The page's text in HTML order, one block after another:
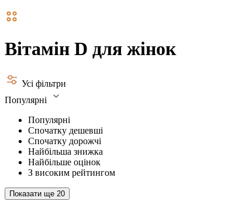
Вітамін D для жінок
Усі фільтри
Популярні
Популярні
Спочатку дешевші
Спочатку дорожчі
Найбільша знижка
Найбільше оцінок
З високим рейтингом
Показати ще 20